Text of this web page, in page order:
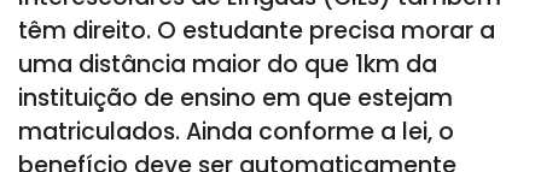
têm direito. O estudante precisa morar a
uma distância maior do que 1km da
instituição de ensino em que estejam
matriculados. Ainda conforme a lei, o
benefício deve ser automaticamente